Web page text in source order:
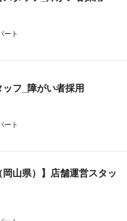
ート
ッフ_障がい者採用
ート
岡山県）】店舗運営スタッ